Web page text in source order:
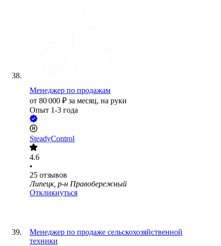
Менеджер по продажам
от 80 000 ₽ за месяц, на руки
Опыт 1-3 года
SteadyControl
4.6
•
25 отзывов
Липецк, р-н Правобережный
Откликнуться
Менеджер по продаже сельскохозяйственной
техники